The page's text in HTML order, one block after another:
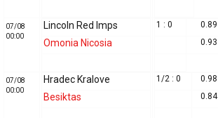
07/08
00:00
Lincoln Red Imps
Omonia Nicosia
1 : 0
0.89
0.93
07/08
00:00
Hradec Kralove
Besiktas
1/2 : 0
0.98
0.84